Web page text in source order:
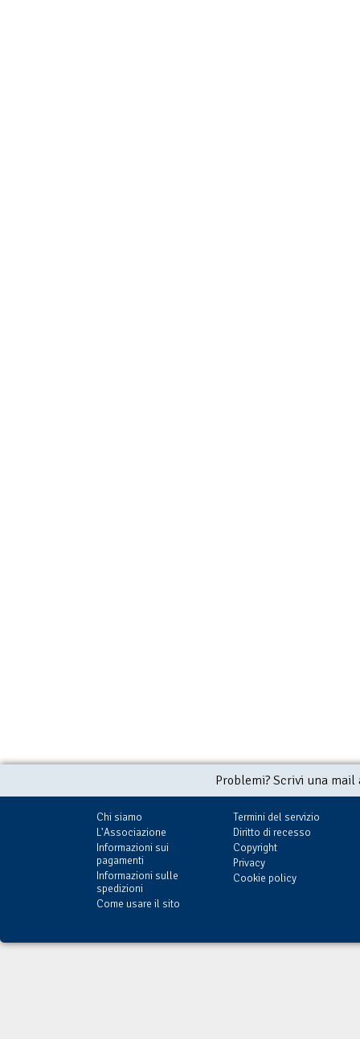
Problemi? Scrivi una
Chi siamo
L'Associazione
Informazioni sui
pagamenti
Informazioni sulle
spedizioni
Come usare il sito
Termini del servizio
Diritto di recesso
Copyright
Privacy
Cookie policy